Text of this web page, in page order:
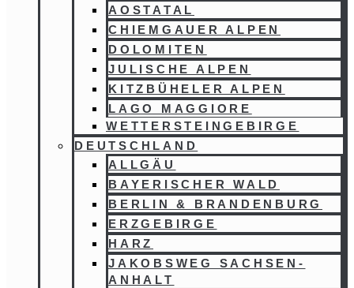
AOSTATAL
CHIEMGAUER ALPEN
DOLOMITEN
JULISCHE ALPEN
KITZBÜHELER ALPEN
LAGO MAGGIORE
WETTERSTEINGEBIRGE
DEUTSCHLAND
ALLGÄU
BAYERISCHER WALD
BERLIN & BRANDENBURG
ERZGEBIRGE
HARZ
JAKOBSWEG SACHSEN-
ANHALT